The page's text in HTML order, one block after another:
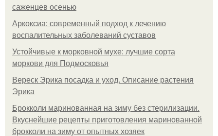
саженцев осенью
Аркоксиа: современный подход к лечению
воспалительных заболеваний суставов
Устойчивые к морковной мухе: лучшие сорта
моркови для Подмосковья
Вереск Эрика посадка и уход. Описание растения
Эрика
Брокколи маринованная на зиму без стерилизации.
Вкуснейшие рецепты приготовления маринованной
брокколи на зиму от опытных хозяек